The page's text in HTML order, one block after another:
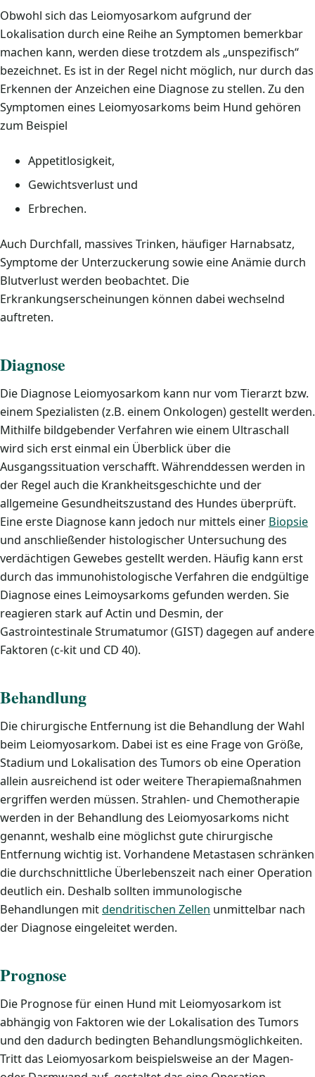
Obwohl sich das Leiomyosarkom aufgrund der
Lokalisation durch eine Reihe an Symptomen bemerkbar
machen kann, werden diese trotzdem als „unspezifisch“
bezeichnet. Es ist in der Regel nicht möglich, nur durch das
Erkennen der Anzeichen eine Diagnose zu stellen. Zu den
Symptomen eines Leiomyosarkoms beim Hund gehören
zum Beispiel
Appetitlosigkeit,
Gewichtsverlust und
Erbrechen.
Auch Durchfall, massives Trinken, häufiger Harnabsatz,
Symptome der Unterzuckerung sowie eine Anämie durch
Blutverlust werden beobachtet. Die
Erkrankungserscheinungen können dabei wechselnd
auftreten.
Diagnose
Die Diagnose Leiomyosarkom kann nur vom Tierarzt bzw.
einem Spezialisten (z.B. einem Onkologen) gestellt werden.
Mithilfe bildgebender Verfahren wie einem Ultraschall
wird sich erst einmal ein Überblick über die
Ausgangssituation verschafft. Währenddessen werden in
der Regel auch die Krankheitsgeschichte und der
allgemeine Gesundheitszustand des Hundes überprüft.
Eine erste Diagnose kann jedoch nur mittels einer Biopsie
und anschließender histologischer Untersuchung des
verdächtigen Gewebes gestellt werden. Häufig kann erst
durch das immunohistologische Verfahren die endgültige
Diagnose eines Leimoysarkoms gefunden werden. Sie
reagieren stark auf Actin und Desmin, der
Gastrointestinale Strumatumor (GIST) dagegen auf andere
Faktoren (c-kit und CD 40).
Behandlung
Die chirurgische Entfernung ist die Behandlung der Wahl
beim Leiomyosarkom. Dabei ist es eine Frage von Größe,
Stadium und Lokalisation des Tumors ob eine Operation
allein ausreichend ist oder weitere Therapiemaßnahmen
ergriffen werden müssen. Strahlen- und Chemotherapie
werden in der Behandlung des Leiomyosarkoms nicht
genannt, weshalb eine möglichst gute chirurgische
Entfernung wichtig ist. Vorhandene Metastasen schränken
die durchschnittliche Überlebenszeit nach einer Operation
deutlich ein. Deshalb sollten immunologische
Behandlungen mitdendritischen Zellen unmittelbar nach
der Diagnose eingeleitet werden.
Prognose
Die Prognose für einen Hund mit Leiomyosarkom ist
abhängig von Faktoren wie der Lokalisation des Tumors
und den dadurch bedingten Behandlungsmöglichkeiten.
Tritt das Leiomyosarkom beispielsweise an der Magen-